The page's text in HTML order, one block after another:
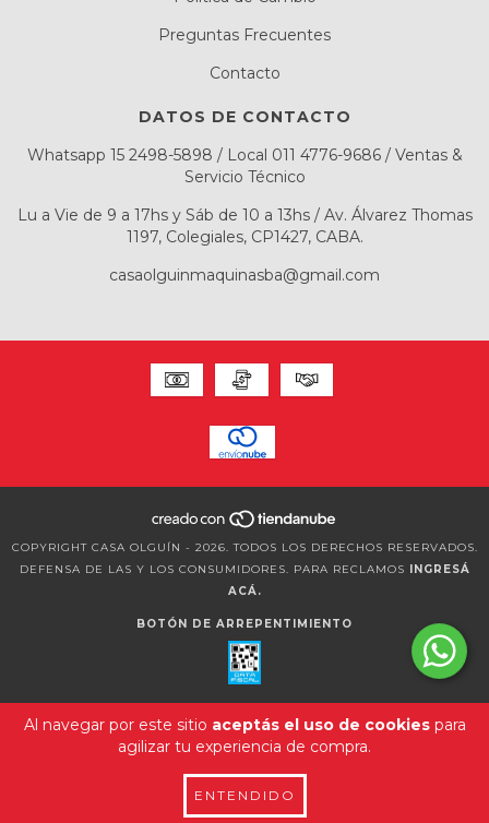
Al navegar por este sitio aceptás el uso de cookiespara
agilizar tu experiencia de compra.
ENTENDIDO
Preguntas Frecuentes
Contacto
DATOS DE CONTACTO
Whatsapp 15 2498-5898 / Local 011 4776-9686 / Ventas &
Servicio Técnico
Lu a Vie de 9 a 17hs y Sáb de 10 a 13hs / Av. Álvarez Thomas
1197, Colegiales, CP1427, CABA.
casaolguinmaquinasba@gmail.com
COPYRIGHT CASA OLGUÍN - 2026. TODOS LOS DERECHOS RESERVADOS.
DEFENSA DE LAS Y LOS CONSUMIDORES. PARA RECLAMOS INGRESÁ
ACÁ.
BOTÓN DE ARREPENTIMIENTO